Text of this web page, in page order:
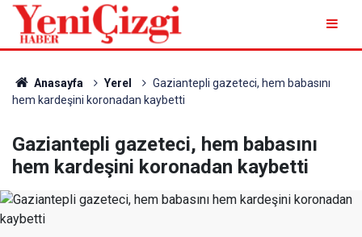
Anasayfa Yerel
Gaziantepli gazeteci, hem babasını
hem kardeşini koronadan kaybetti
Gaziantepli gazeteci, hem babasını
hem kardeşini koronadan kaybetti